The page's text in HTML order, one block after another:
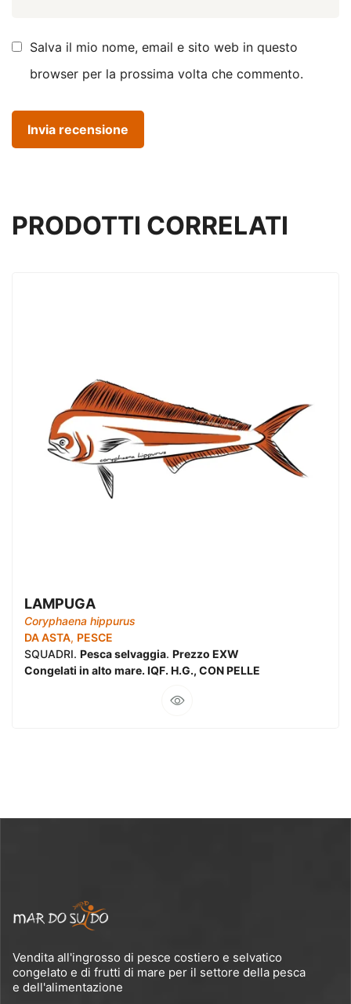
Salva il mio nome, email e sito web in questo
browser per la prossima volta che commento.
PRODOTTI CORRELATI
LAMPUGA
Coryphaena hippurus
DA ASTA, PESCE
SQUADRI. Pesca selvaggia. Prezzo EXW
Congelati in alto mare. IQF. H.G., CON PELLE
Vendita all'ingrosso di pesce costiero e selvatico
congelato e di frutti di mare per il settore della pesca
e dell'alimentazione